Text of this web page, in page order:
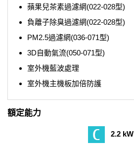
蘋果兒茶素過濾網(022-028型)
負離子除臭過濾網(022-028型)
PM2.5過濾網(036-071型)
3D自動氣流(050-071型)
室外機藍波處理
室外機主機板加倍防護
額定能力
2.2 kW